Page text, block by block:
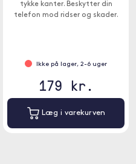
tykke kanter. Beskytter din
telefon mod ridser og skader.
Ikke på lager, 2-6 uger
179 kr.
Læg i varekurven